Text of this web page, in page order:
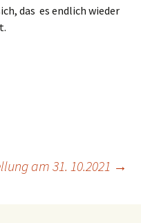
das es endlich wieder
am 31. 10.2021 →